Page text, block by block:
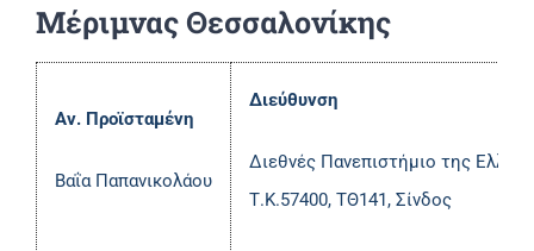
Μέριμνας Θεσσαλονίκης
Αν. Προϊσταμένη
Βαΐα Παπανικολάου
Διεύθυνση
Διεθνές Πανεπιστήμιο της
Τ.Κ.57400, ΤΘ141, Σίνδος